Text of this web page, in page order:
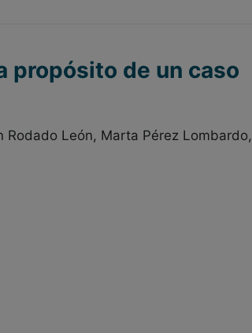
propósito de un caso
Rodado León, Marta Pérez Lombardo,